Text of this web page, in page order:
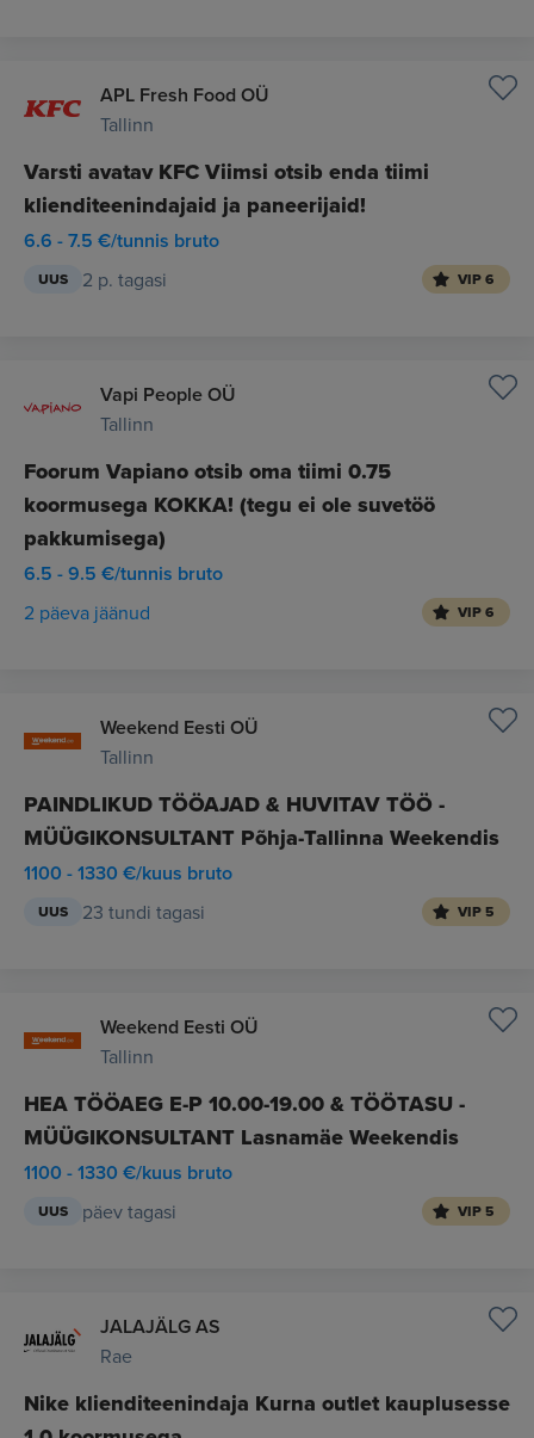
APL Fresh Food OÜ
Tallinn
Varsti avatav KFC Viimsi otsib enda tiimi
klienditeenindajaid ja paneerijaid!
6.6 - 7.5 €/tunnis bruto
UUS 2 p. tagasi VIP 6
Vapi People OÜ
Tallinn
Foorum Vapiano otsib oma tiimi 0.75
koormusega KOKKA! (tegu ei ole suvetöö
pakkumisega)
6.5 - 9.5 €/tunnis bruto
2 päeva jäänud VIP 6
Weekend Eesti OÜ
Tallinn
PAINDLIKUD TÖÖAJAD & HUVITAV TÖÖ -
MÜÜGIKONSULTANT Põhja-Tallinna Weekendis
1100 - 1330 €/kuus bruto
UUS 23 tundi tagasi VIP 5
Weekend Eesti OÜ
Tallinn
HEA TÖÖAEG E-P 10.00-19.00 & TÖÖTASU -
MÜÜGIKONSULTANT Lasnamäe Weekendis
1100 - 1330 €/kuus bruto
UUS päev tagasi VIP 5
JALAJÄLG AS
Rae
Nike klienditeenindaja Kurna outlet kauplusesse